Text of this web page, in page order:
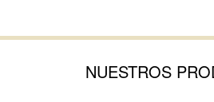
NUESTROS